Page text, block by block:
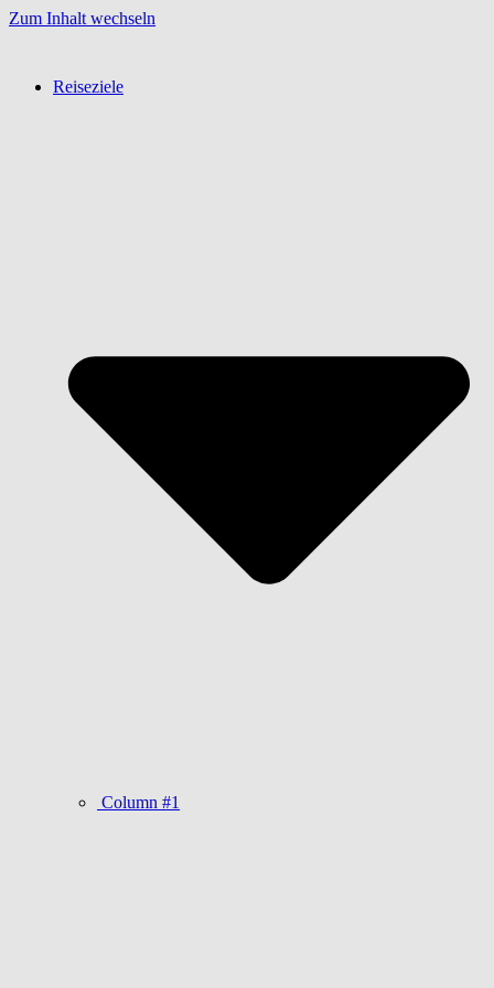
Zum Inhalt wechseln
Reiseziele
Column #1